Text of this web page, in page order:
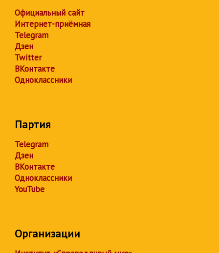
Официальный сайт
Интернет-приёмная
Telegram
Дзен
Twitter
ВКонтакте
Одноклассники
Партия
Telegram
Дзен
ВКонтакте
Одноклассники
YouTube
Организации